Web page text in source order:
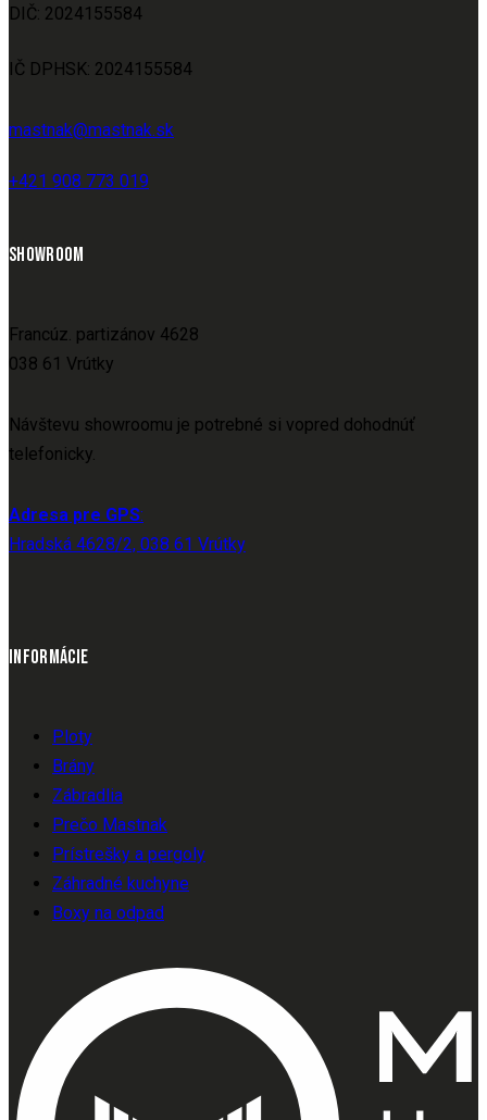
DIČ: 2024155584
IČ DPHSK: 2024155584
mastnak@mastnak.sk
+421 908 773 019
SHOWROOM
Francúz. partizánov 4628
038 61 Vrútky
Návštevu showroomu je potrebné si vopred dohodnúť
telefonicky.
Adresa pre GPS:
Hradská 4628/2, 038 61 Vrútky
INFORMÁCIE
Ploty
Brány
Zábradlia
Prečo Mastnak
Prístrešky a pergoly
Záhradné kuchyne
Boxy na odpad